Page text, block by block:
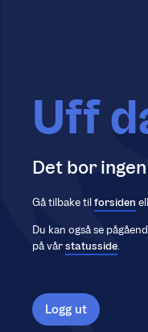
Uff
Det bor
Gå tilbake tilforsiden
Du kan også se
på vårstatusside.
Logg ut